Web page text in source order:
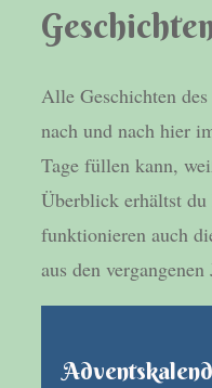
Alle Geschichten
nach und nach hier
Tage füllen kann,
Überblick erhältst
funktionieren auch
aus den